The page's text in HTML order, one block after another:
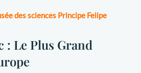
des sciences Principe Felipe
: Le Plus Grand